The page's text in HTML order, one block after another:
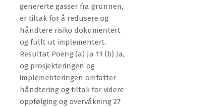
genererte gasser fra grunnen,
er tiltak for å redusere og
håndtere risiko dokumentert
og fullt ut implementert.
Resultat Poeng (a) Ja 11 (b) Ja,
og prosjekteringen og
implementeringen omfatter
håndtering og tiltak for videre
oppfølging og overvåkning 27